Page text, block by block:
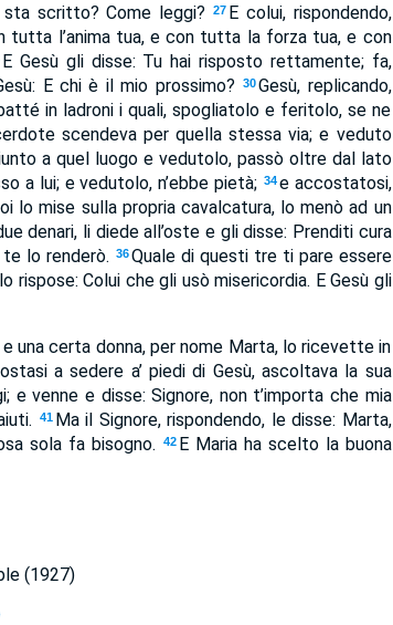
scritto? Come leggi? 27 E colui, rispondendo,
l’anima tua, e con tutta la forza tua, e con
E Gesù gli disse: Tu hai risposto rettamente; fa,
E chi è il mio prossimo? 30Gesù, replicando,
in ladroni i quali, spogliatolo e feritolo, se ne
scendeva per quella stessa via; e veduto
a quel luogo e vedutolo, passò oltre dal lato
a lui; e vedutolo, n’ebbe pietà; 34e accostatosi,
lo mise sulla propria cavalcatura, lo menò ad un
denari, li diede all’oste e gli disse: Prenditi cura
lo renderò. 36Quale di questi tre ti pare essere
rispose: Colui che gli usò misericordia. E Gesù gli
una certa donna, per nome Marta, lo ricevette in
a sedere a’ piedi di Gesù, ascoltava la sua
venne e disse: Signore, non t’importa che mia
41 Ma il Signore, rispondendo, le disse: Marta,
sola fa bisogno.
42 E Maria ha scelto la buona
(1927)